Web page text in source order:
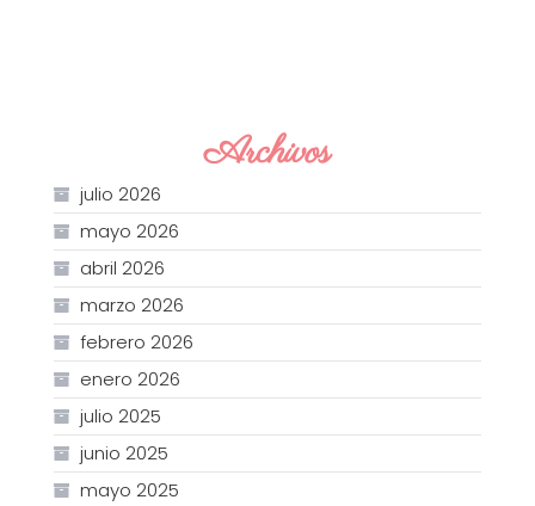
Archivos
julio 2026
mayo 2026
abril 2026
marzo 2026
febrero 2026
enero 2026
julio 2025
junio 2025
mayo 2025